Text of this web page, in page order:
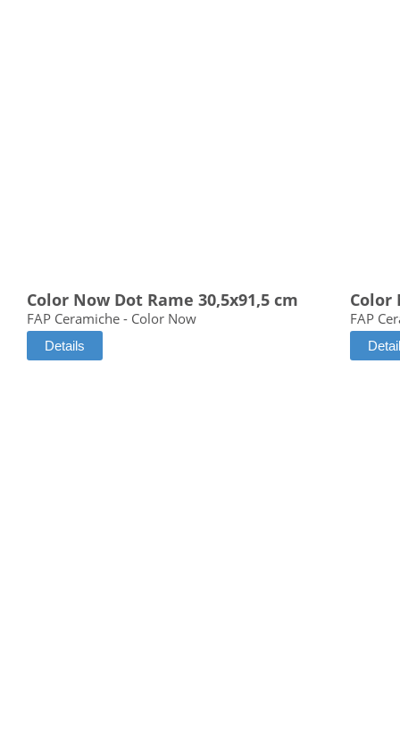
Color Now Dot Rame 30,5x91,5 cm
FAP Ceramiche - Color Now
Details
Color
FAP